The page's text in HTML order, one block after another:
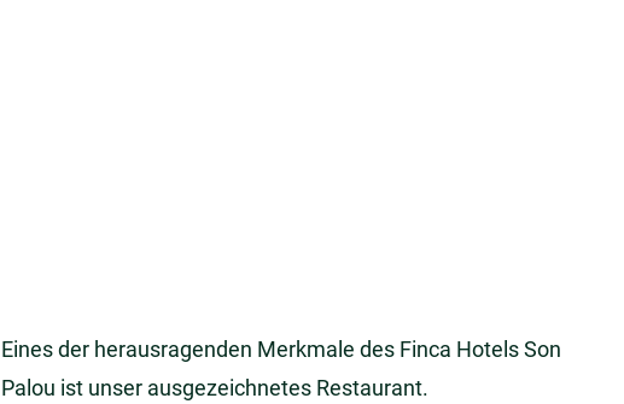
Eines der herausragenden Merkmale des Finca Hotels Son
Palou ist unser ausgezeichnetes Restaurant.